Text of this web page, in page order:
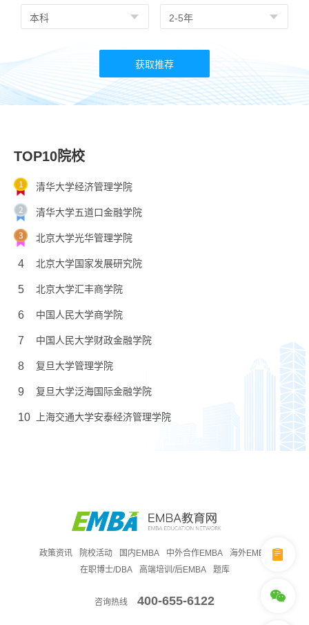
TOP10院校
清华大学经济管理学院
清华大学五道口金融学院
北京大学光华管理学院
4 北京大学国家发展研究院
5 北京大学汇丰商学院
6 中国人民大学商学院
7 中国人民大学财政金融学院
8 复旦大学管理学院
9 复旦大学泛海国际金融学院
10 上海交通大学安泰经济管理学院
政策资讯 院校活动 国内EMBA 中外合作EMBA
海外EMBA
在职博士/DBA
高端培训/后EMBA 题库
咨询热线 400-655-6122